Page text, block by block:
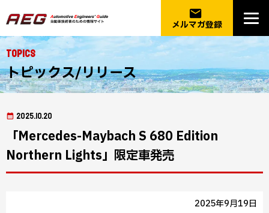
email
メルマガ登録
Topics
トピックス/リリース
2025.10.20
「Mercedes-Maybach S 680 Edition
Northern Lights」限定車発売
2025年9月19日